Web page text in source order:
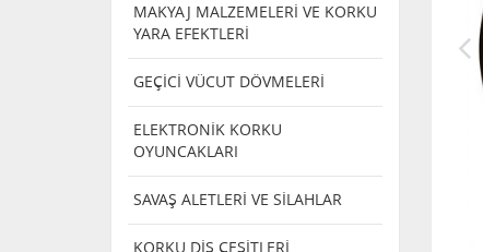
MAKYAJ MALZEMELERİ VE KORKU
YARA EFEKTLERİ
GEÇİCİ VÜCUT DÖVMELERİ
ELEKTRONİK KORKU
OYUNCAKLARI
SAVAŞ ALETLERİ VE SİLAHLAR
KORKU DİŞ ÇEŞİTLERİ